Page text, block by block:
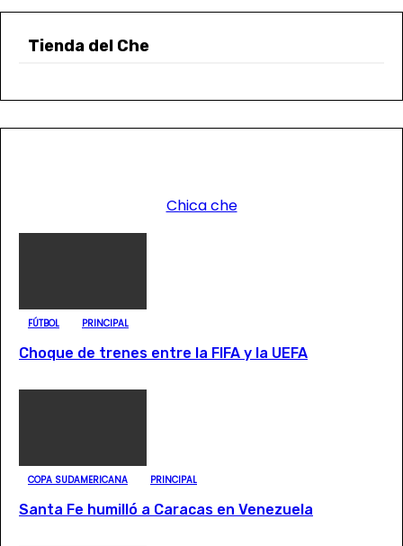
Tienda del Che
Chica che
FÚTBOL PRINCIPAL
Choque de trenes entre la FIFA y la UEFA
COPA SUDAMERICANA PRINCIPAL
Santa Fe humilló a Caracas en Venezuela